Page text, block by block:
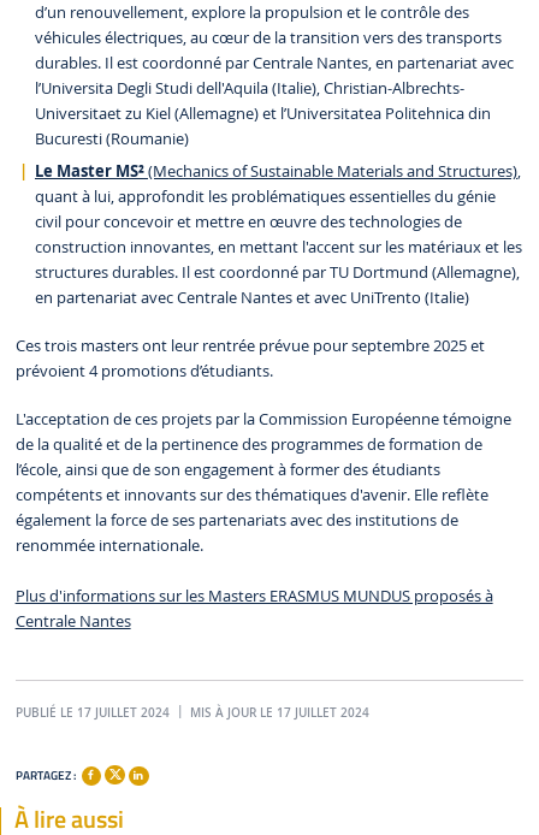
d’un renouvellement, explore la propulsion et le contrôle des
véhicules électriques, au cœur de la transition vers des transports
durables. Il est coordonné par Centrale Nantes, en partenariat avec
l’Universita Degli Studi dell'Aquila (Italie), Christian-Albrechts-
Universitaet zu Kiel (Allemagne) et l’Universitatea Politehnica din
Bucuresti (Roumanie)
Le Master MS²(Mechanics of Sustainable Materials and Structures),
quant à lui, approfondit les problématiques essentielles du génie
civil pour concevoir et mettre en œuvre des technologies de
construction innovantes, en mettant l'accent sur les matériaux et les
structures durables. Il est coordonné par TU Dortmund (Allemagne),
en partenariat avec Centrale Nantes et avec UniTrento (Italie)
Ces trois masters ont leur rentrée prévue pour septembre 2025 et
prévoient 4 promotions d’étudiants.
L'acceptation de ces projets par la Commission Européenne témoigne
de la qualité et de la pertinence des programmes de formation de
l’école, ainsi que de son engagement à former des étudiants
compétents et innovants sur des thématiques d'avenir. Elle reflète
également la force de ses partenariats avec des institutions de
renommée internationale.
Plus d'informations sur les Masters ERASMUS MUNDUS proposés à
Centrale Nantes
PUBLIÉ LE 17 JUILLET 2024 MIS À JOUR LE 17 JUILLET 2024
PARTAGEZ :
À lire aussi